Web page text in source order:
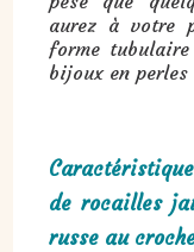
aurez à votre
forme tubulaire
bijoux en
de rocailles
russe au